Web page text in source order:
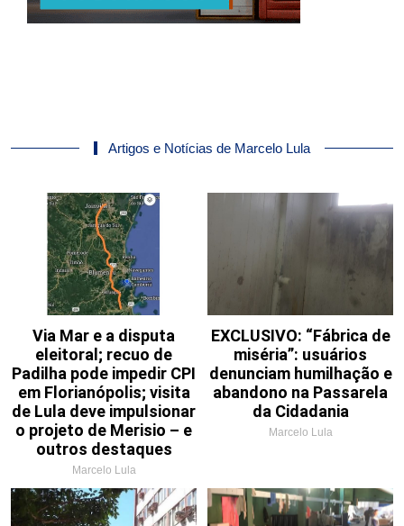
Artigos e Notícias de Marcelo Lula
Via Mar e a disputa
eleitoral; recuo de
Padilha pode impedir CPI
em Florianópolis; visita
de Lula deve impulsionar
o projeto de Merisio – e
outros destaques
Marcelo Lula
EXCLUSIVO: “Fábrica de
miséria”: usuários
denunciam humilhação e
abandono na Passarela
da Cidadania
Marcelo Lula